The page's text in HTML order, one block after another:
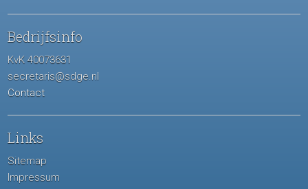
Bedrijfsinfo
KvK 40073631
secretaris@sdge.nl
Contact
Links
Sitemap
Impressum